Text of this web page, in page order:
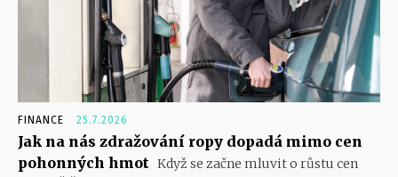
FINANCE 25.7.2026
Jak na nás zdražování ropy dopadá mimo cen
pohonných hmot Když se začne mluvit o růstu cen